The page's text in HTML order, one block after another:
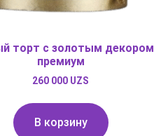
торт с золотым декором
премиум
260 000 UZS
В корзину